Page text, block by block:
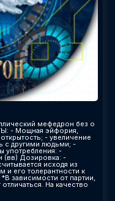
мефедрон без о
- Мощная эйфория,
- увеличение
с другими людьми; -
употребления: -
(вв) Дозировка: -
исходя из
и его толерантности к
зависимости от партии,
На качество